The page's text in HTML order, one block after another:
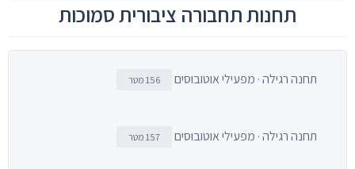
תחנות תחבורה ציבורית סמוכות
תחנה רגילה · מפעילי אוטובוסים 156 מטר
תחנה רגילה · מפעילי אוטובוסים 157 מטר